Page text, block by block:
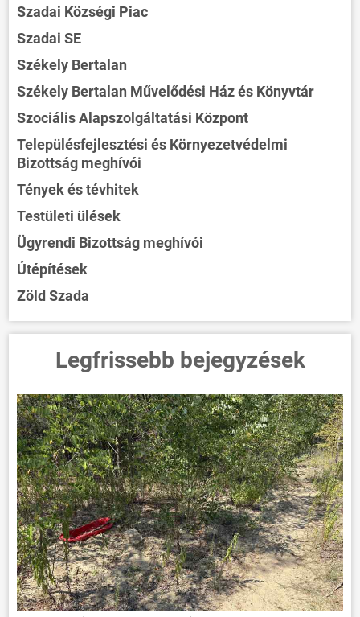
Szadai Községi Piac
Szadai SE
Székely Bertalan
Székely Bertalan Művelődési Ház és Könyvtár
Szociális Alapszolgáltatási Központ
Településfejlesztési és Környezetvédelmi
Bizottság meghívói
Tények és tévhitek
Testületi ülések
Ügyrendi Bizottság meghívói
Útépítések
Zöld Szada
Legfrissebb bejegyzések